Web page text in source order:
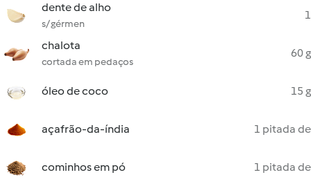
dente de alho
s/ gérmen
1
chalota
cortada em pedaços
60 g
óleo de coco 15 g
açafrão-da-índia 1 pitada de
cominhos em pó 1 pitada de